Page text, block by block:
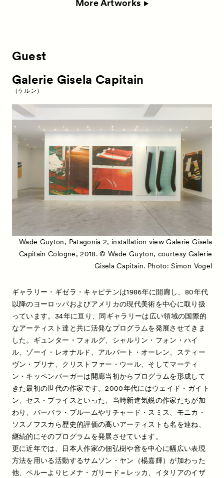
Special Programs
Partners パートナー
Press プレス
Contact お問い合わせ
More Artworks
Guest
Galerie Gisela Capitain
（ケルン）
ギャラリー・ギゼラ・キャピテンは1986年に開廊し、80年代
以降のヨーロッパおよびアメリカの現代美術を中心に取り扱
っています。34年に亘り、同ギャラリーは広い領域の国際的
なアーティスト達と共に活発なプログラムを発展させてきま
した。ギュンター・フォルグ、シャルリン・フォン・ハイ
ル、ゾーイ・レオナルド、アルバート・オーレン、スティー
ヴン・プリナ、クリストファー・ウール、そしてマーティ
ン・キッペンバーガーは開廊当初からプログラムを形成して
きた最初の世代の作家です。2000年代にはウェイド・ガイト
ン、セス・プライスといった、当時新進気鋭の作家たちが加
わり、バーバラ・ブルームやリチャード・スミス、モニカ・
ソスノフスカら歴史的評価の高いアーティストも名を連ね、
継続的にそのプログラムを発展させています。
更に近年では、日本人作家の佃弘樹や音を中心に幅広い表現
方法を用いる活動するサムソン・ヤン（楊嘉輝）が加わった
他、ペルーよりヒメナ・ガリード＝レッカ、イタリアのイザ
Wade Guyton, Patagonia 2, installation view Galerie Gisela
Capitain Cologne, 2018. © Wade Guyton, courtesy Galerie
Gisela Capitain. Photo: Simon Vogel